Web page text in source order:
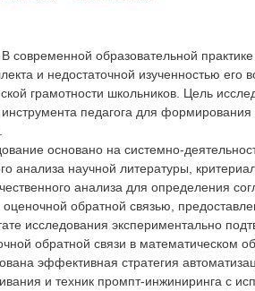
современной образовательной
и недостаточной изученностью
грамотности школьников. Цель
педагога для
основано на системно-
анализа научной литературы,
анализа для определения
обратной связью,
исследования экспериментально
обратной связи в математическом
эффективная стратегия
и техник промпт-инжиниринга с